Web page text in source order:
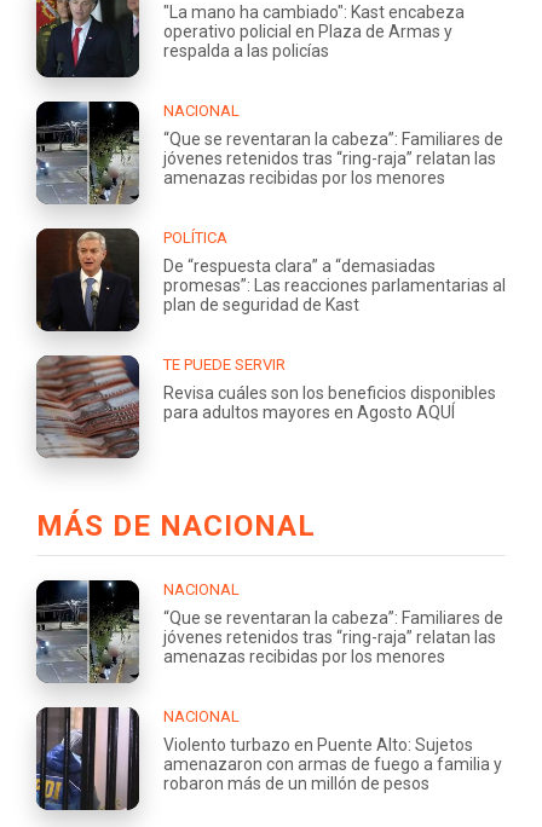
"La mano ha cambiado": Kast encabeza
operativo policial en Plaza de Armas y
respalda a las policías
NACIONAL
“Que se reventaran la cabeza”: Familiares de
jóvenes retenidos tras “ring-raja” relatan las
amenazas recibidas por los menores
POLÍTICA
De “respuesta clara” a “demasiadas
promesas”: Las reacciones parlamentarias al
plan de seguridad de Kast
TE PUEDE SERVIR
Revisa cuáles son los beneficios disponibles
para adultos mayores en Agosto AQUÍ
MÁS DE NACIONAL
NACIONAL
“Que se reventaran la cabeza”: Familiares de
jóvenes retenidos tras “ring-raja” relatan las
amenazas recibidas por los menores
NACIONAL
Violento turbazo en Puente Alto: Sujetos
amenazaron con armas de fuego a familia y
robaron más de un millón de pesos